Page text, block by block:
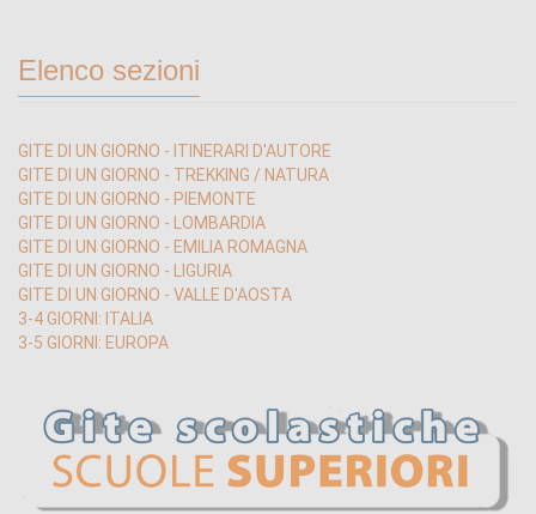
Elenco sezioni
GITE DI UN GIORNO - ITINERARI D'AUTORE
GITE DI UN GIORNO - TREKKING / NATURA
GITE DI UN GIORNO - PIEMONTE
GITE DI UN GIORNO - LOMBARDIA
GITE DI UN GIORNO - EMILIA ROMAGNA
GITE DI UN GIORNO - LIGURIA
GITE DI UN GIORNO - VALLE D'AOSTA
3-4 GIORNI: ITALIA
3-5 GIORNI: EUROPA